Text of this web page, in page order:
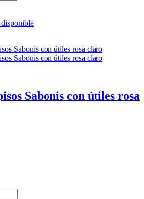
Sabonis con útiles rosa